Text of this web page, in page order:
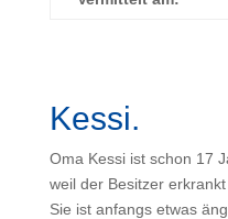
Kessi.
Oma Kessi ist schon 17
weil der Besitzer erkrankt
Sie ist anfangs etwas